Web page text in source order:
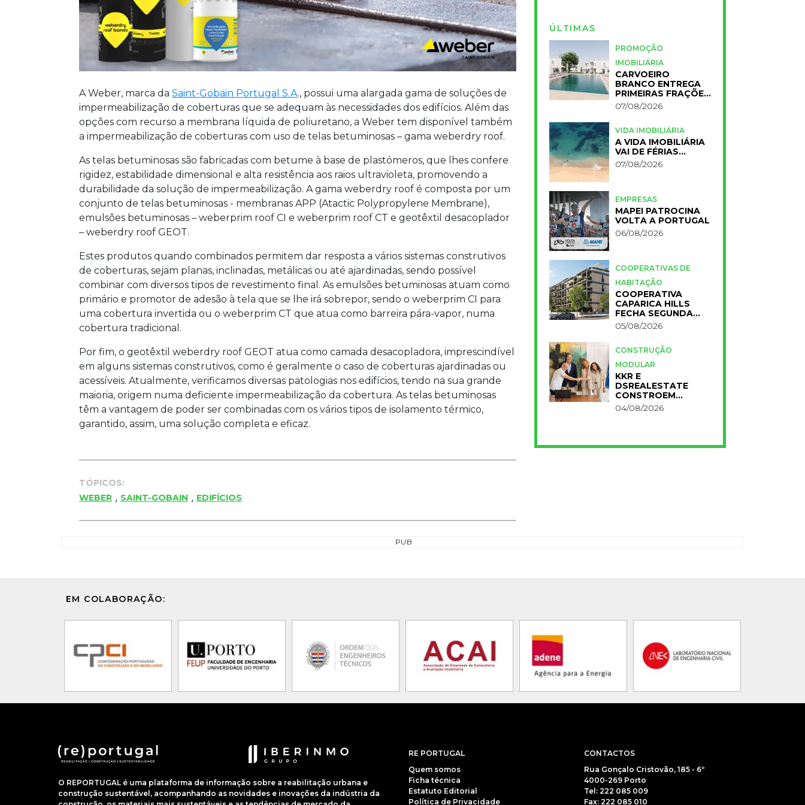
A Weber, marca da Saint-Gobain Portugal S.A., possui uma alargada gama de soluções de
impermeabilização de coberturas que se adequam às necessidades dos edifícios. Além das
opções com recurso a membrana líquida de poliuretano, a Weber tem disponível também
a impermeabilização de coberturas com uso de telas betuminosas – gama weberdry roof.
As telas betuminosas são fabricadas com betume à base de plastómeros, que lhes confere
rigidez, estabilidade dimensional e alta resistência aos raios ultravioleta, promovendo a
durabilidade da solução de impermeabilização. A gama weberdry roof é composta por um
conjunto de telas betuminosas - membranas APP (Atactic Polypropylene Membrane),
emulsões betuminosas – weberprim roof CI e weberprim roof CT e geotêxtil desacoplador
– weberdry roof GEOT.
Estes produtos quando combinados permitem dar resposta a vários sistemas construtivos
de coberturas, sejam planas, inclinadas, metálicas ou até ajardinadas, sendo possível
combinar com diversos tipos de revestimento final. As emulsões betuminosas atuam como
primário e promotor de adesão à tela que se lhe irá sobrepor, sendo o weberprim CI para
uma cobertura invertida ou o weberprim CT que atua como barreira pára-vapor, numa
cobertura tradicional.
Por fim, o geotêxtil weberdry roof GEOT atua como camada desacopladora, imprescindível
em alguns sistemas construtivos, como é geralmente o caso de coberturas ajardinadas ou
acessíveis. Atualmente, verificamos diversas patologias nos edifícios, tendo na sua grande
maioria, origem numa deficiente impermeabilização da cobertura. As telas betuminosas
têm a vantagem de poder ser combinadas com os vários tipos de isolamento térmico,
garantido, assim, uma solução completa e eficaz.
TÓPICOS:
WEBER , SAINT-GOBAIN , EDIFÍCIOS
ÚLTIMAS
PROMOÇÃO
IMOBILIÁRIA
CARVOEIRO
BRANCO ENTREGA
PRIMEIRAS FRAÇÕES
DO NOVO RESORT
PRIMELIFE
07/08/2026
VIDA IMOBILIÁRIA
A VIDA IMOBILIÁRIA
VAI DE FÉRIAS…
07/08/2026
EMPRESAS
MAPEI PATROCINA
VOLTA A PORTUGAL
06/08/2026
COOPERATIVAS DE
HABITAÇÃO
COOPERATIVA
CAPARICA HILLS
FECHA SEGUNDA
FASE DO PROJETO
05/08/2026
CONSTRUÇÃO
MODULAR
KKR E
DSREALESTATE
CONSTROEM
RESIDÊNCIA
UNIVERSITÁRIA
04/08/2026
PUB
EM COLABORAÇÃO:
O REPORTUGAL é uma plataforma de informação sobre a reabilitação urbana e
construção sustentável, acompanhando as novidades e inovações da indústria da
RE PORTUGAL
Quem somos
Ficha técnica
Estatuto Editorial
Política de Privacidade
CONTACTOS
Rua Gonçalo Cristovão, 185 - 6º
4000-269 Porto
Tel: 222 085 009
Fax: 222 085 010